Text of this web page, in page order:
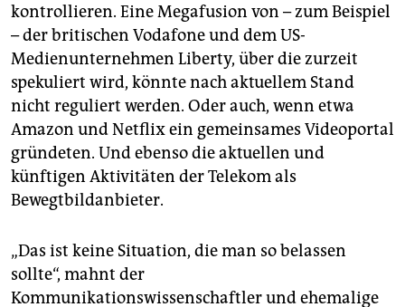
kontrollieren. Eine Megafusion von – zum Beispiel
– der britischen Vodafone und dem US-
Medienunternehmen Liberty, über die zurzeit
spekuliert wird, könnte nach aktuellem Stand
nicht reguliert werden. Oder auch, wenn etwa
Amazon und Netflix ein gemeinsames Videoportal
gründeten. Und ebenso die aktuellen und
künftigen Aktivitäten der Telekom als
Bewegtbildanbieter.
„Das ist keine Situation, die man so belassen
sollte“, mahnt der
Kommunikationswissenschaftler und ehemalige